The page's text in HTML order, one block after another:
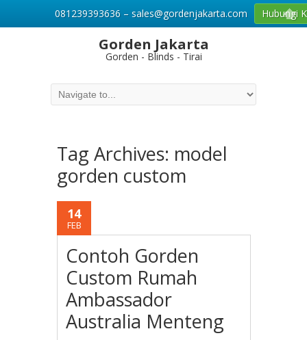
Gorden Jakarta
Gorden - Blinds - Tirai
Tag Archives: model
gorden custom
14
FEB
Contoh Gorden
Custom Rumah
Ambassador
Australia Menteng
081239393636 – sales@gordenjakarta.com Hubungi